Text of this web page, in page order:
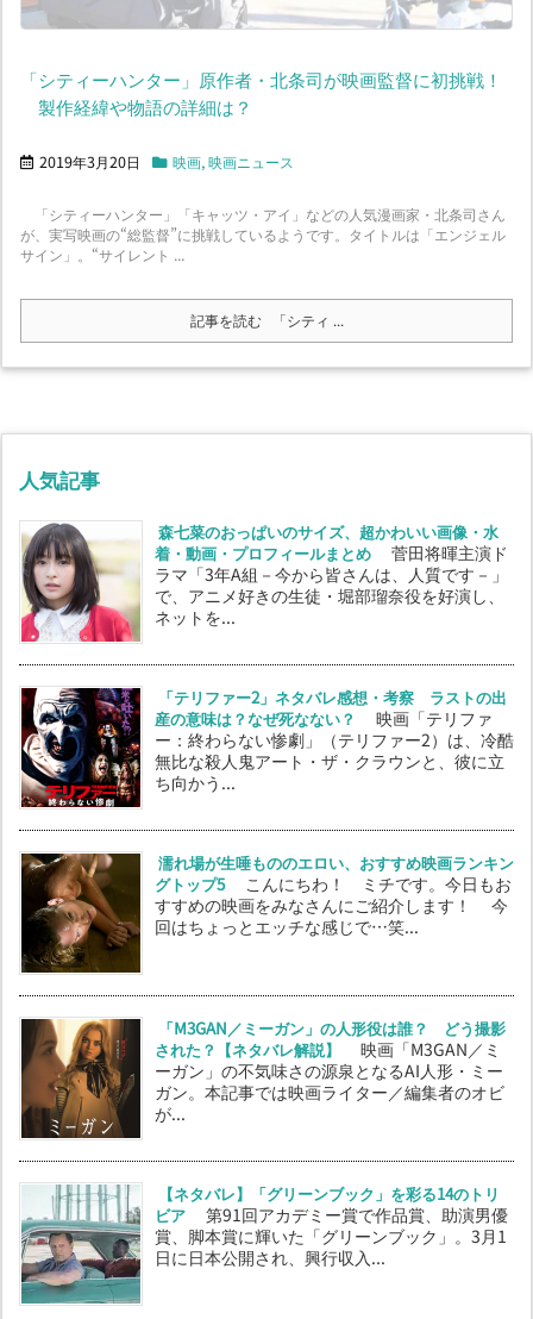
「シティーハンター」原作者・北条司が映画監督に初挑戦！
製作経緯や物語の詳細は？
2019年3月20日 映画,映画ニュース
「シティーハンター」「キャッツ・アイ」などの人気漫画家・北条司さん
が、実写映画の“総監督”に挑戦しているようです。タイトルは「エンジェル
サイン」。“サイレント ...
記事を読む 「シティ ...
人気記事
森七菜のおっぱいのサイズ、超かわいい画像・水
着・動画・プロフィールまとめ
菅田将暉主演ド
ラマ「3年A組－今から皆さんは、人質です－」
で、アニメ好きの生徒・堀部瑠奈役を好演し、
ネットを...
「テリファー2」ネタバレ感想・考察 ラストの出
産の意味は？なぜ死なない？
映画「テリファ
ー：終わらない惨劇」（テリファー2）は、冷酷
無比な殺人鬼アート・ザ・クラウンと、彼に立
ち向かう...
濡れ場が生唾もののエロい、おすすめ映画ランキン
グトップ5
こんにちわ！ ミチです。今日もお
すすめの映画をみなさんにご紹介します！ 今
回はちょっとエッチな感じで…笑...
「M3GAN／ミーガン」の人形役は誰？ どう撮影
された？【ネタバレ解説】
映画「M3GAN／ミ
ーガン」の不気味さの源泉となるAI人形・ミー
ガン。本記事では映画ライター／編集者のオビ
が...
【ネタバレ】「グリーンブック」を彩る14のトリ
ビア
第91回アカデミー賞で作品賞、助演男優
賞、脚本賞に輝いた「グリーンブック」。3月1
日に日本公開され、興行収入...